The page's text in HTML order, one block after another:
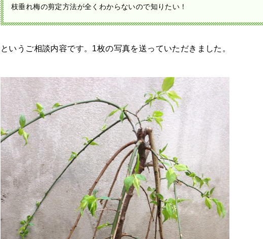
枝垂れ梅の剪定方法が全くわからないので知りたい！
というご相談内容です。1枚の写真を送っていただきました。